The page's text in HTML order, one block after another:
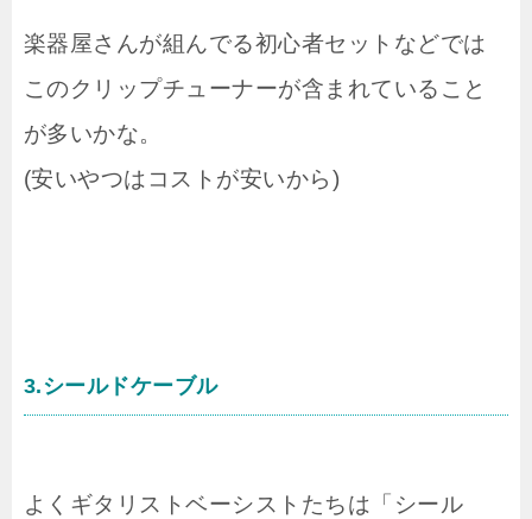
楽器屋さんが組んでる初心者セットなどでは
このクリップチューナーが含まれていること
が多いかな。
(安いやつはコストが安いから)
3.シールドケーブル
よくギタリストベーシストたちは「シール